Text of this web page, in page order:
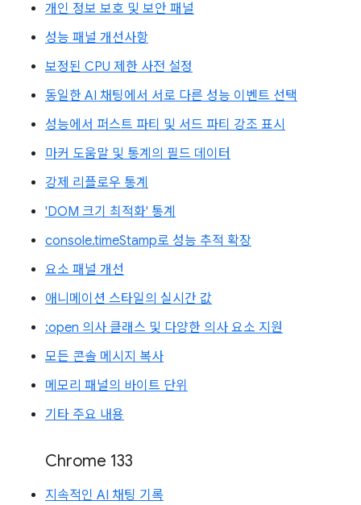
개인 정보 보호 및 보안 패널
성능 패널 개선사항
보정된 CPU 제한 사전 설정
동일한 AI 채팅에서 서로 다른 성능 이벤트 선택
성능에서 퍼스트 파티 및 서드 파티 강조 표시
마커 도움말 및 통계의 필드 데이터
강제 리플로우 통계
'DOM 크기 최적화' 통계
console.timeStamp로 성능 추적 확장
요소 패널 개선
애니메이션 스타일의 실시간 값
:open 의사 클래스 및 다양한 의사 요소 지원
모든 콘솔 메시지 복사
메모리 패널의 바이트 단위
기타 주요 내용
Chrome 133
지속적인 AI 채팅 기록